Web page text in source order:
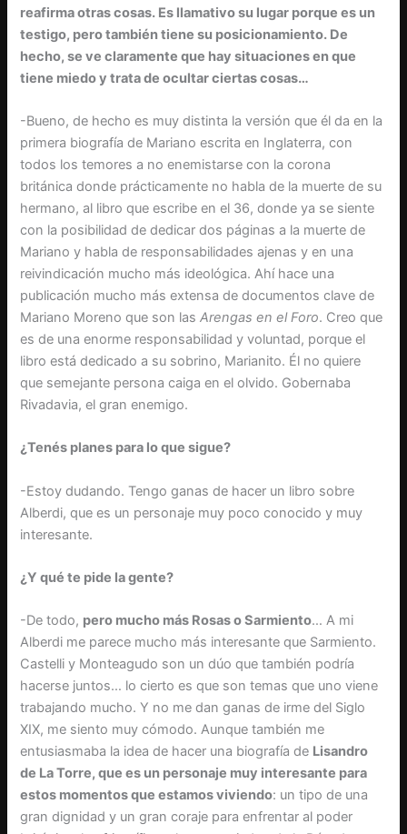
reafirma otras cosas. Es llamativo su lugar porque es un
testigo, pero también tiene su posicionamiento. De
hecho, se ve claramente que hay situaciones en que
tiene miedo y trata de ocultar ciertas cosas…
-Bueno, de hecho es muy distinta la versión que él da en la
primera biografía de Mariano escrita en Inglaterra, con
todos los temores a no enemistarse con la corona
británica donde prácticamente no habla de la muerte de su
hermano, al libro que escribe en el 36, donde ya se siente
con la posibilidad de dedicar dos páginas a la muerte de
Mariano y habla de responsabilidades ajenas y en una
reivindicación mucho más ideológica. Ahí hace una
publicación mucho más extensa de documentos clave de
Mariano Moreno que son lasArengas en el Foro. Creo que
es de una enorme responsabilidad y voluntad, porque el
libro está dedicado a su sobrino, Marianito. Él no quiere
que semejante persona caiga en el olvido. Gobernaba
Rivadavia, el gran enemigo.
¿Tenés planes para lo que sigue?
-Estoy dudando. Tengo ganas de hacer un libro sobre
Alberdi, que es un personaje muy poco conocido y muy
interesante.
¿Y qué te pide la gente?
-De todo, pero mucho más Rosas o Sarmiento… A mi
Alberdi me parece mucho más interesante que Sarmiento.
Castelli y Monteagudo son un dúo que también podría
hacerse juntos… lo cierto es que son temas que uno viene
trabajando mucho. Y no me dan ganas de irme del Siglo
XIX, me siento muy cómodo. Aunque también me
entusiasmaba la idea de hacer una biografía de Lisandro
de La Torre, que es un personaje muy interesante para
estos momentos que estamos viviendo: un tipo de una
gran dignidad y un gran coraje para enfrentar al poder